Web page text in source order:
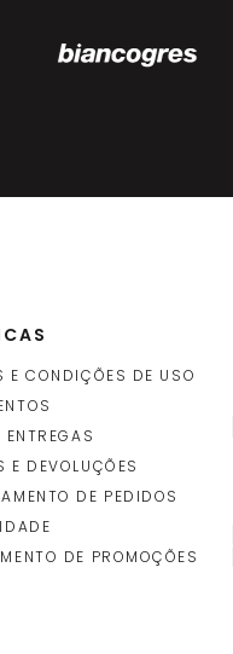
E CONDIÇÕES DE USO
ENTREGAS
E DEVOLUÇÕES
DE PEDIDOS
DE PROMOÇÕES